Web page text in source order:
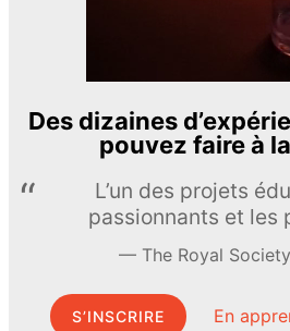
Des dizaines
pouvez faire à
L’un des projets
passionnants et les
The Royal
S’INSCRIRE En